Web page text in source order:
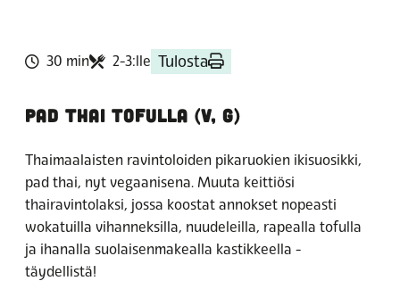
30 min 2-3:lle Tulosta
PAD THAI TOFULLA (V, G)
Thaimaalaisten ravintoloiden pikaruokien ikisuosikki,
pad thai, nyt vegaanisena. Muuta keittiösi
thairavintolaksi, jossa koostat annokset nopeasti
wokatuilla vihanneksilla, nuudeleilla, rapealla tofulla
ja ihanalla suolaisenmakealla kastikkeella -
täydellistä!